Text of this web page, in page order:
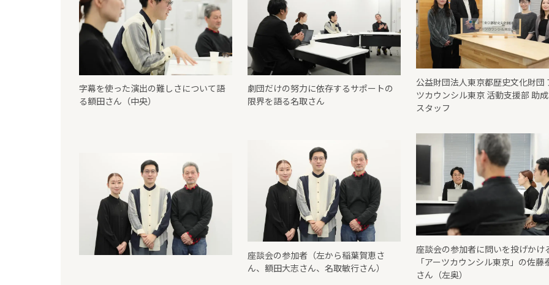
字幕を使った演出の難しさについて語
る額田さん（中央）
劇団だけの努力に依存するサポートの
限界を語る名取さん
公益財団法人東京都歴史文化財団
ツカウンシル東京 活動支援部 助
スタッフ
座談会の参加者（左から稲葉賀恵さ
ん、額田大志さん、名取敏行さん）
座談会の参加者に問いを投げかけ
「アーツカウンシル東京」の佐藤
さん（左奥）